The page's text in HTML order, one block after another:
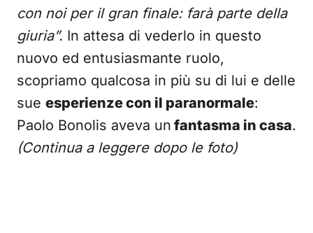
con noi per il gran finale: farà parte della
giuria”. In attesa di vederlo in questo
nuovo ed entusiasmante ruolo,
scopriamo qualcosa in più su di lui e delle
sue esperienze con il paranormale:
Paolo Bonolis aveva un fantasma in casa.
(Continua a leggere dopo le foto)